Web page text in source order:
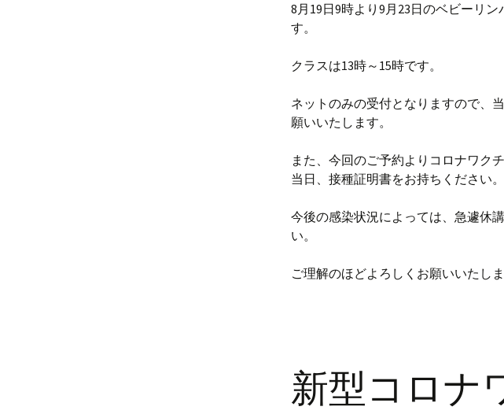
8月19日9時より9月23日のベビーリ
す。
クラスは13時～15時です。
ネットのみの受付となりますので、
願いいたします。
また、今回のご予約よりコロナワク
当日、接種証明書をお持ちください。
今後の感染状況によっては、急遽休
い。
ご理解のほどよろしくお願いいたしま
新型コロナ